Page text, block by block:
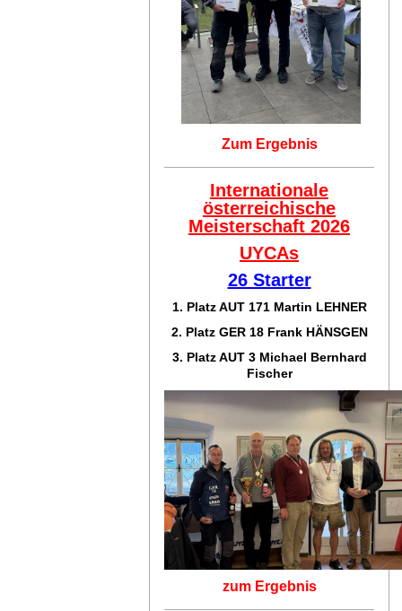
Zum Ergebnis
Internationale
österreichische
Meisterschaft 2026
UYCAs
26 Starter
1. Platz AUT 171 Martin LEHNER
2. Platz GER 18 Frank HÄNSGEN
3. Platz AUT 3 Michael Bernhard
Fischer
zum Ergebnis